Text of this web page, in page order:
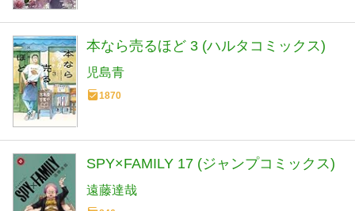
本なら売るほど 3 (ハルタコミックス)
児島青
1870
SPY×FAMILY 17 (ジャンプコミックス)
遠藤達哉